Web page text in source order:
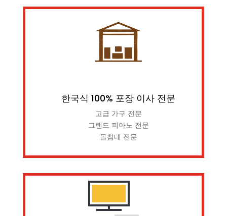
한국식 100% 포장 이사 전문
고급 가구 전문
그랜드 피아노 전문
돌침대 전문